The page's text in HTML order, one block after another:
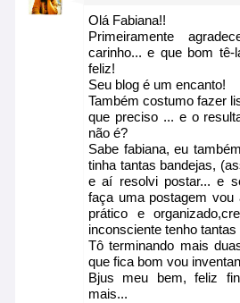
Olá Fabiana!!
Primeiramente
carinho... e que bom tê-
feliz!
Seu blog é um encanto!
Também costumo fazer
que preciso ... e o
não é?
Sabe fabiana, eu
tinha tantas bandejas,
e aí resolvi postar... e
faça uma postagem vou
prático e
inconsciente tenho tantas
Tô terminando mais
que fica bom vou
Bjus meu bem, feliz
mais...